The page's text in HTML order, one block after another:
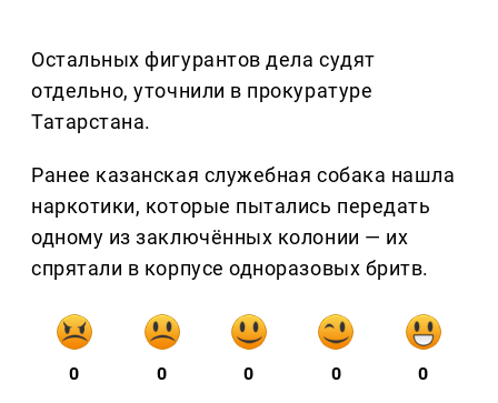
Остальных фигурантов дела судят
отдельно, уточнили в прокуратуре
Татарстана.
Ранее казанская служебная собака нашла
наркотики, которые пытались передать
одному из заключённых колонии — их
спрятали в корпусе одноразовых бритв.
0 0 0 0 0